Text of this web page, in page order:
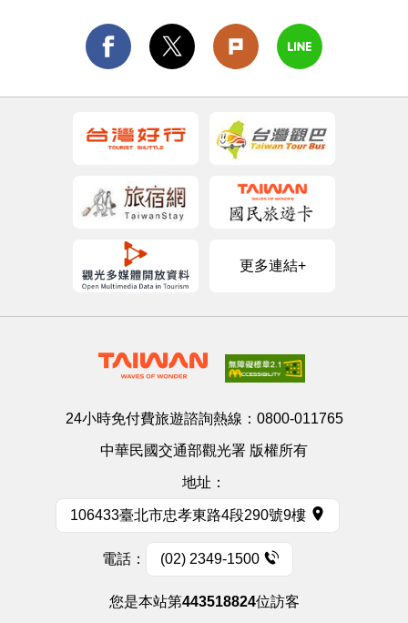
更多連結+
24小時免付費旅遊諮詢熱線： 0800-011765
中華民國交通部觀光署 版權所有
地址：
106433臺北市忠孝東路4段290號9樓
電話： (02) 2349-1500
您是本站第443518824位訪客